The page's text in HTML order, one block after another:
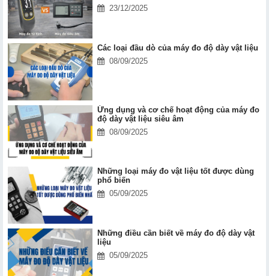
23/12/2025
Các loại đầu dò của máy đo độ dày vật liệu
08/09/2025
Ứng dụng và cơ chế hoạt động của máy đo
độ dày vật liệu siêu âm
08/09/2025
Những loại máy đo vật liệu tốt được dùng
phổ biến
05/09/2025
Những điều cần biết về máy đo độ dày vật
liệu
05/09/2025